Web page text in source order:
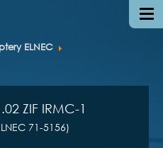
ELNEC
ZIF IRMC-1
71-5156)